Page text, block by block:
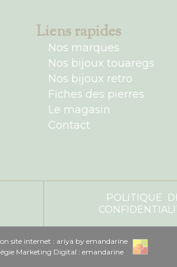
Liens rapides
Nos marques
Nos bijoux touaregs
Nos bijoux retro
Fiches des pierres
Le magasin
Contact
POLITIQUE
site internet : ariya by emandarine
Marketing Digital : emandarine